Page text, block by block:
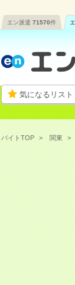
エン派遣 71570件
気になるリスト
バイトTOP 関東